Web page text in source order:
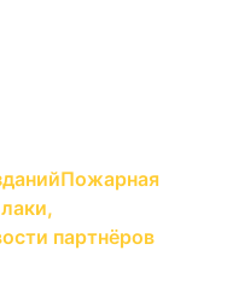
Пожарная
партнёров